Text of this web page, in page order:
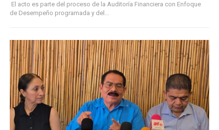
El acto es parte del proceso de la Auditoría Financiera con Enfoque
de Desempeño programada y del...